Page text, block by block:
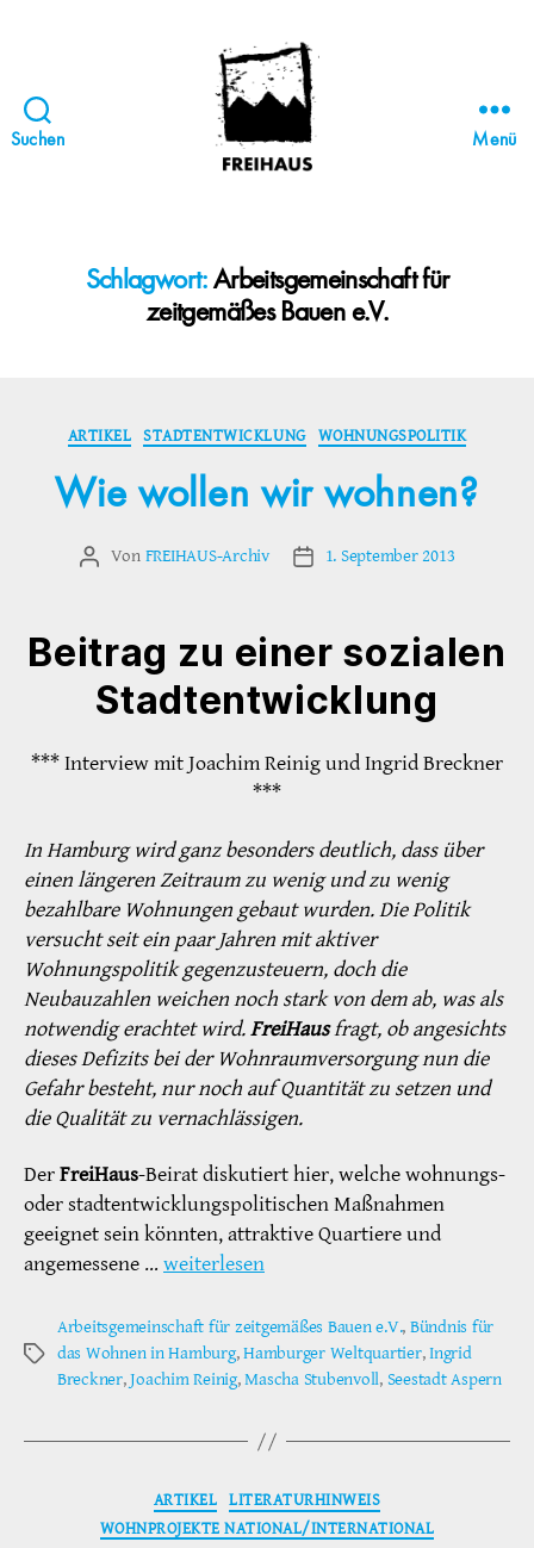
Suchen
STATTBAU
HAMBURG
Menü
Schlagwort: Arbeitsgemeinschaft für
zeitgemäßes Bauen e.V.
Kategorien
ARTIKEL STADTENTWICKLUNG WOHNUNGSPOLITIK
Wie wollen wir wohnen?
Beitragsautor
Von FREIHAUS-Archiv Veröffentlichungsdatum
1. September 2013
Beitrag zu einer sozialen
Stadtentwicklung
*** Interview mit Joachim Reinig und Ingrid Breckner
***
In Hamburg wird ganz besonders deutlich, dass über
einen längeren Zeitraum zu wenig und zu wenig
bezahlbare Wohnungen gebaut wurden. Die Politik
versucht seit ein paar Jahren mit aktiver
Wohnungspolitik gegenzusteuern, doch die
Neubauzahlen weichen noch stark von dem ab, was als
notwendig erachtet wird.FreiHausfragt, ob angesichts
dieses Defizits bei der Wohnraumversorgung nun die
Gefahr besteht, nur noch auf Quantität zu setzen und
die Qualität zu vernachlässigen.
DerFreiHaus-Beirat diskutiert hier, welche wohnungs-
oder stadtentwicklungspolitischen Maßnahmen
geeignet sein könnten, attraktive Quartiere und
angemessene … weiterlesen
Schlagwörter
Arbeitsgemeinschaft für zeitgemäßes Bauen e.V., Bündnis für
das Wohnen in Hamburg,Hamburger Weltquartier,Ingrid
Breckner,Joachim Reinig,Mascha Stubenvoll, Seestadt Aspern
Kategorien
ARTIKEL LITERATURHINWEIS
WOHNPROJEKTE NATIONAL/INTERNATIONAL